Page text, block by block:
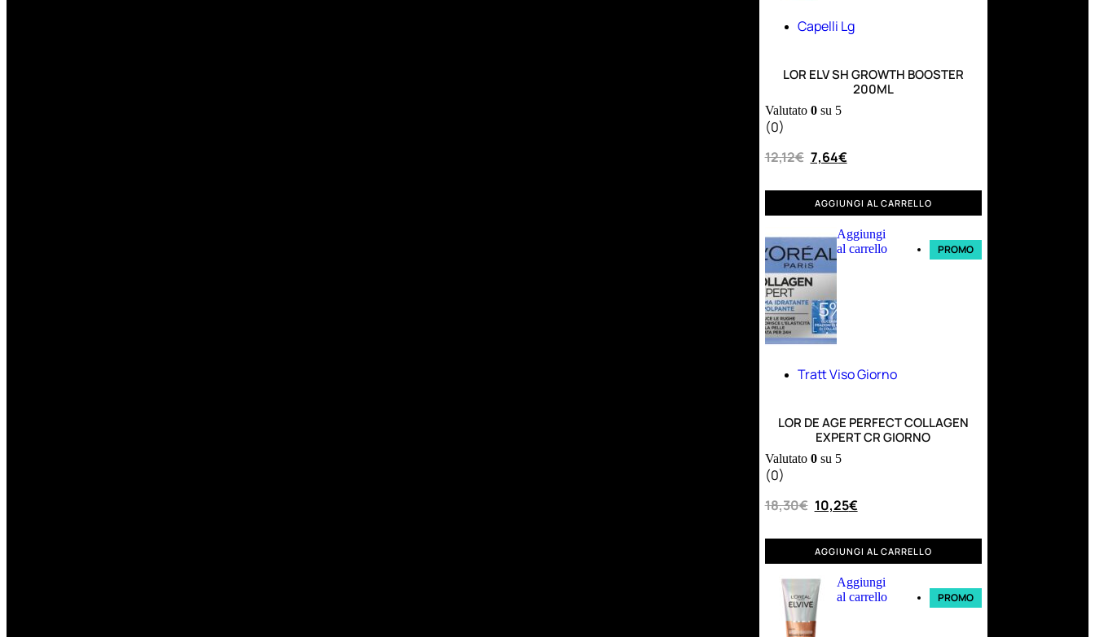
Capelli Lg
LOR ELV SH GROWTH BOOSTER
200ML
Valutato 0su 5
(0)
12,12€ 7,64€
AGGIUNGI AL CARRELLO
Aggiungi
al carrello
PROMO
Tratt Viso Giorno
LOR DE AGE PERFECT COLLAGEN
EXPERT CR GIORNO
Valutato 0su 5
(0)
18,30€ 10,25€
AGGIUNGI AL CARRELLO
Aggiungi
al carrello
PROMO